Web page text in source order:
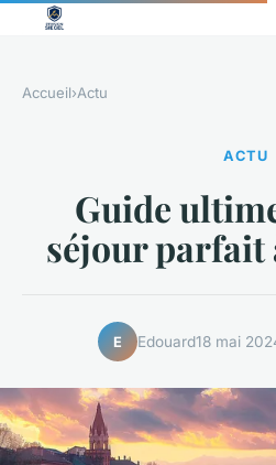
Accueil›Actu
ACTU
Guide
séjour parfait
E Edouard18 mai